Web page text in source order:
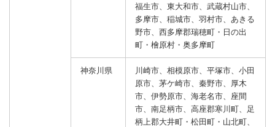
福生市、東大和市、武蔵村山市、
多摩市、稲城市、羽村市、あきる
野市、西多摩郡瑞穂町・日の出
町・檜原村・奥多摩町
神奈川県
川崎市、相模原市、平塚市、小田
原市、茅ケ崎市、秦野市、厚木
市、伊勢原市、海老名市、座間
市、南足柄市、高座郡寒川町、足
柄上郡大井町・松田町・山北町、